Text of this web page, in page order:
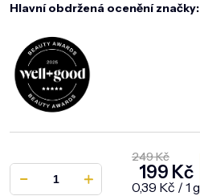
Hlavní obdržená ocenění značky:
249 Kč
199 Kč
Měrná cena:
0,39 Kč / 1 g